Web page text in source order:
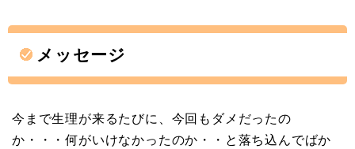
メッセージ
今まで生理が来るたびに、今回もダメだったの
か・・・何がいけなかったのか・・と落ち込んでばか